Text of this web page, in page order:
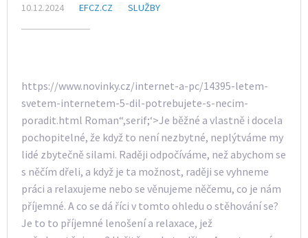
10.12.2024 EFCZ.CZ SLUŽBY
https://www.novinky.cz/internet-a-pc/14395-letem-
svetem-internetem-5-dil-potrebujete-s-necim-
poradit.html Roman“,serif;‘>Je běžné a vlastně i docela
pochopitelné, že když to není nezbytné, neplýtváme my
lidé zbytečně silami. Raději odpočíváme, než abychom se
s něčím dřeli, a když je ta možnost, raději se vyhneme
práci a relaxujeme nebo se věnujeme něčemu, co je nám
příjemné. A co se dá říci v tomto ohledu o stěhování se?
Je to to příjemné lenošení a relaxace, jež